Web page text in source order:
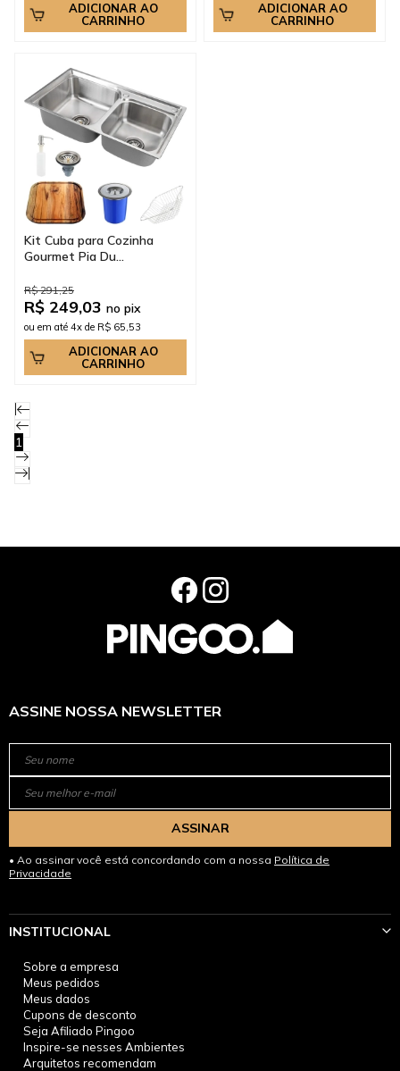
ADICIONAR AO
CARRINHO
ADICIONAR AO
CARRINHO
Kit Cuba para Cozinha
Gourmet Pia Du...
R$ 291,25
R$ 249,03 no pix
ou em até 4x de R$ 65,53
ADICIONAR AO
CARRINHO
1
ASSINE NOSSA NEWSLETTER
ASSINAR
Ao assinar você está concordando com a nossa Política de
Privacidade
INSTITUCIONAL
Sobre a empresa
Meus pedidos
Meus dados
Cupons de desconto
Seja Afiliado Pingoo
Inspire-se nesses Ambientes
Arquitetos recomendam